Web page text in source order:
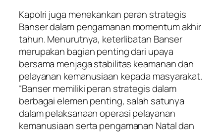
Kapolri juga menekankan peran strategis
Banser dalam pengamanan momentum akhir
tahun. Menurutnya, keterlibatan Banser
merupakan bagian penting dari upaya
bersama menjaga stabilitas keamanan dan
pelayanan kemanusiaan kepada masyarakat.
“Banser memiliki peran strategis dalam
berbagai elemen penting, salah satunya
dalam pelaksanaan operasi pelayanan
kemanusiaan serta pengamanan Natal dan